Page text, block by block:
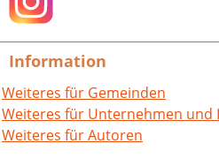
Feld und Flur,
Ortskernen
dokumentiert haben.
wichtiger Beitrag
Information
Weiteres für Gemeinden
Weiteres für Unternehmen und
Weiteres für Autoren